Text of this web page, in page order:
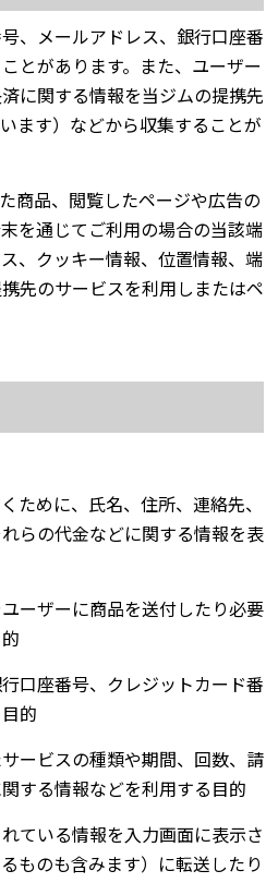
、メールアドレス、銀行口座番
とがあります。また、ユーザー
に関する情報を当ジムの提携先
ます）などから収集することが
商品、閲覧したページや広告の
を通じてご利用の場合の当該端
、クッキー情報、位置情報、端
先のサービスを利用しまたはペ
ために、氏名、住所、連絡先、
らの代金などに関する情報を表
ーザーに商品を送付したり必要
口座番号、クレジットカード番
的
ービスの種類や期間、回数、請
する情報などを利用する目的
ている情報を入力画面に表示さ
ものも含みます）に転送したり